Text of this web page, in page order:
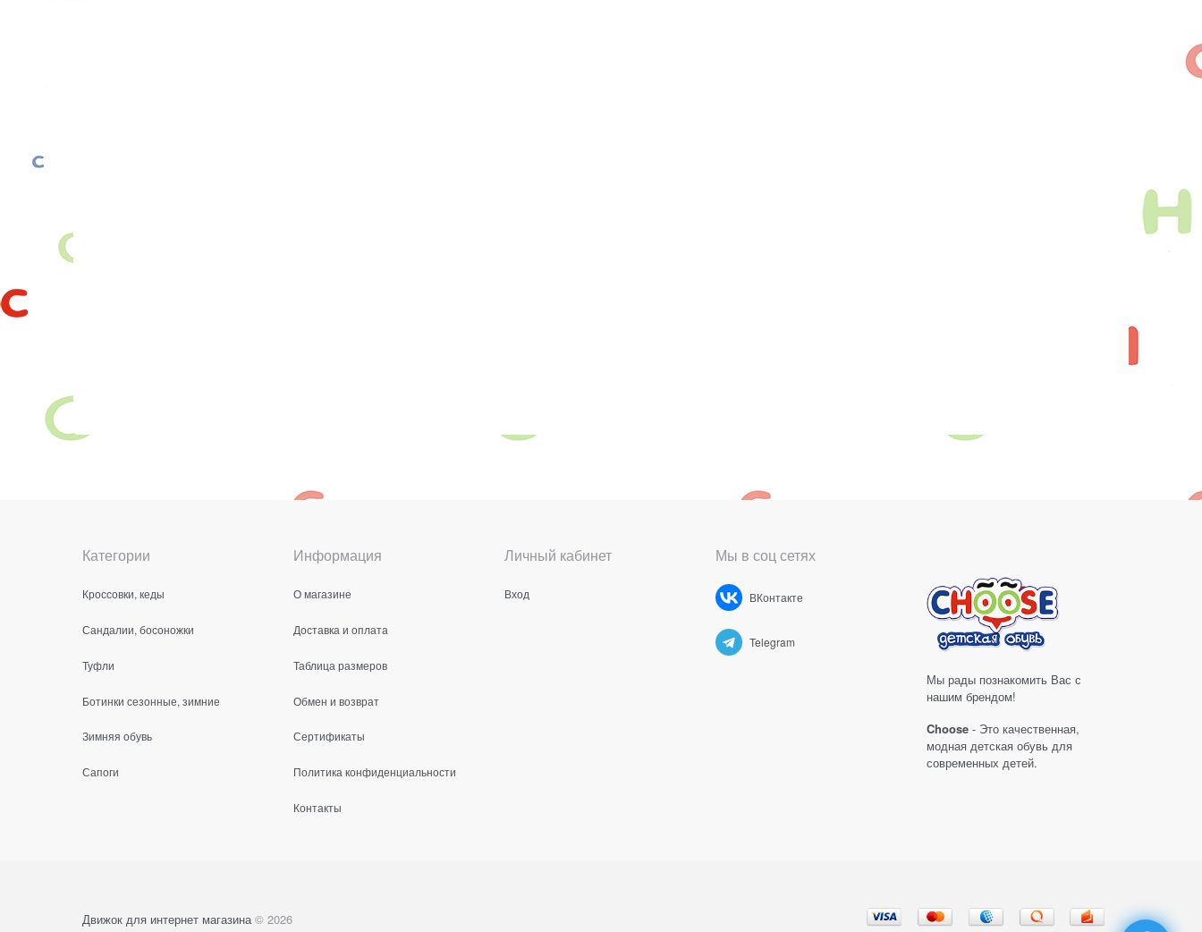
Категории
Кроссовки, кеды
Сандалии, босоножки
Туфли
Ботинки сезонные, зимние
Зимняя обувь
Сапоги
Информация
О магазине
Доставка и оплата
Таблица размеров
Обмен и возврат
Сертификаты
Политика конфиденциальности
Контакты
Личный кабинет
Вход
Мы в соц сетях
ВКонтакте
Telegram
Мы рады познакомить Вас с
нашим брендом!
Choose - Это качественная,
модная детская обувь для
современных детей.
Движок для интернет магазина © 2026